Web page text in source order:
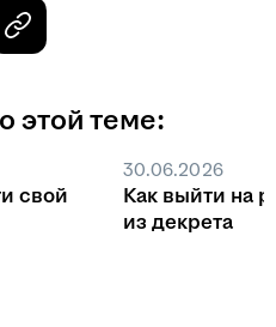
этой теме:
свой
30.06.2026
Как выйти на
из декрета